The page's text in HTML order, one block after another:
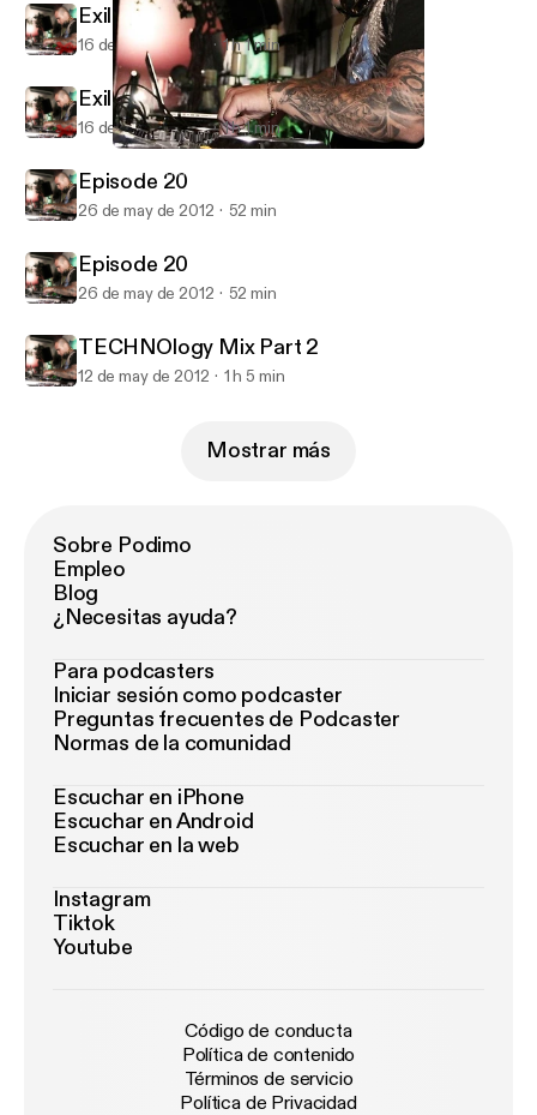
Algolagnia Podcast
Exile August
16 de sep de 2012 1 h 1 min
Exile August
16 de sep de 2012 1 h 1 min
Episode 20
26 de may de 2012 52 min
Episode 20
26 de may de 2012 52 min
TECHNOlogy Mix Part 2
12 de may de 2012 1 h 5 min
Mostrar más
Sobre Podimo
Empleo
Blog
¿Necesitas ayuda?
Para podcasters
Iniciar sesión como podcaster
Preguntas frecuentes de Podcaster
Normas de la comunidad
Escuchar en iPhone
Escuchar en Android
Escuchar en la web
Instagram
Tiktok
Youtube
Código de conducta
Política de contenido
Términos de servicio
Política de Privacidad